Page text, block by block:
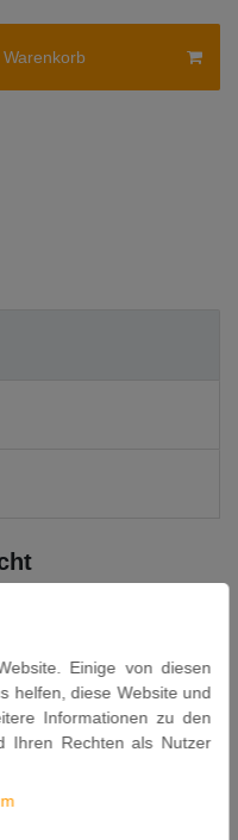
Citronensäure.
Einige von diesen
helfen, diese Website und
Informationen zu den
Ihren Rechten als Nutzer